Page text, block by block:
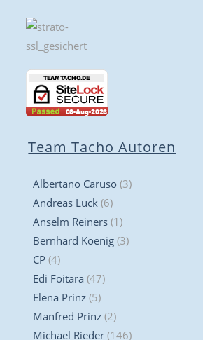
Team Tacho Autoren
Albertano Caruso (3)
Andreas Lück (6)
Anselm Reiners (1)
Bernhard Koenig (3)
CP (4)
Edi Foitara (47)
Elena Prinz (5)
Manfred Prinz (2)
Michael Rieder (146)